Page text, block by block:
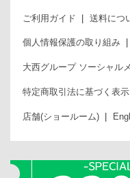
ご利用ガイド 送料につ
個人情報保護の取り組み
大西グループ ソーシャル
特定商取引法に基づく表示
店舗(ショールーム)